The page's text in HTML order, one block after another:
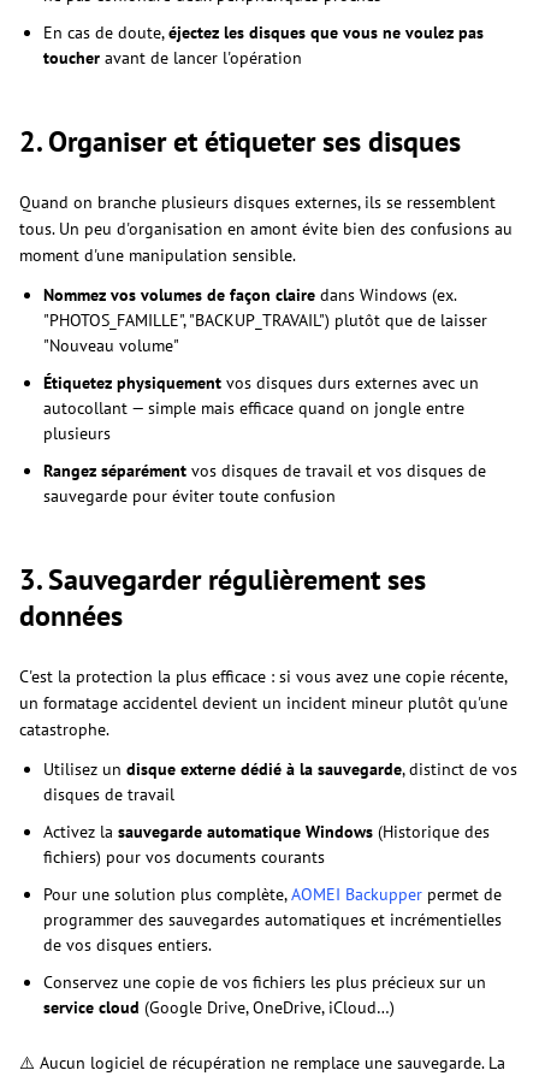
En cas de doute,éjectez les disques que vous ne voulez pas
toucher avant de lancer l'opération
2. Organiser et étiqueter ses disques
Quand on branche plusieurs disques externes, ils se ressemblent
tous. Un peu d'organisation en amont évite bien des confusions au
moment d'une manipulation sensible.
Nommez vos volumes de façon claire dans Windows (ex.
"PHOTOS_FAMILLE", "BACKUP_TRAVAIL") plutôt que de laisser
"Nouveau volume"
Étiquetez physiquement vos disques durs externes avec un
autocollant — simple mais efficace quand on jongle entre
plusieurs
Rangez séparément vos disques de travail et vos disques de
sauvegarde pour éviter toute confusion
3. Sauvegarder régulièrement ses
données
C'est la protection la plus efficace : si vous avez une copie récente,
un formatage accidentel devient un incident mineur plutôt qu'une
catastrophe.
Utilisez un disque externe dédié à la sauvegarde, distinct de vos
disques de travail
Activez la sauvegarde automatique Windows (Historique des
fichiers) pour vos documents courants
Pour une solution plus complète,AOMEI Backupper permet de
programmer des sauvegardes automatiques et incrémentielles
de vos disques entiers.
Conservez une copie de vos fichiers les plus précieux sur un
service cloud (Google Drive, OneDrive, iCloud…)
⚠️ Aucun logiciel de récupération ne remplace une sauvegarde. La